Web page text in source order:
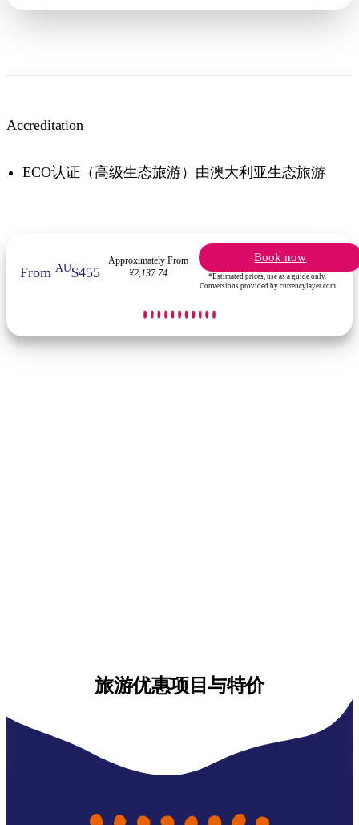
Accreditation
ECO认证（高级生态旅游）由澳大利亚生态旅游
FromAU$455
Approximately From
¥2,137.74
Book now
*Estimated prices, use as a guide only.
Conversions provided by currencylayer.com
旅游优惠项目与特价